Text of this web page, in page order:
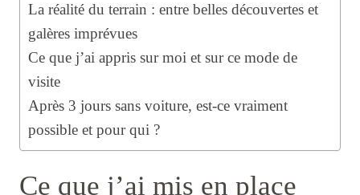
La réalité du terrain : entre belles découvertes et
galères imprévues
Ce que j’ai appris sur moi et sur ce mode de
visite
Après 3 jours sans voiture, est-ce vraiment
possible et pour qui ?
Ce que j’ai mis en place